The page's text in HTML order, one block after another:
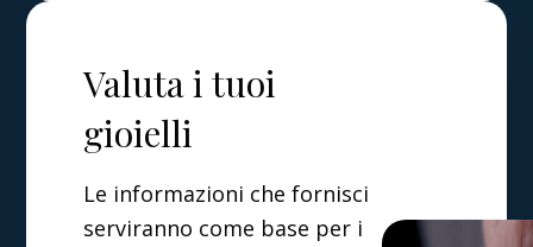
Valuta i tuoi
gioielli
Le informazioni che fornisci
serviranno come base per i